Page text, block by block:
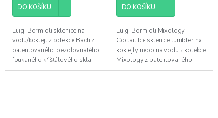
DO KOŠÍKU
Luigi Bormioli sklenice na
vodu/koktejl z kolekce Bach z
patentovaného bezolovnatého
foukaného křišťálového skla
Son.hyx se výšenou odolností
DO KOŠÍKU
Luigi Bormioli Mixology
Coctail Ice sklenice tumbler na
koktejly nebo na vodu z kolekce
Mixology z patentovaného
bezolovnatého foukaného